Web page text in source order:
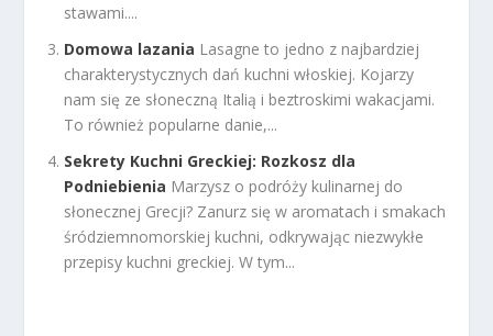
stawami....
Domowa lazania Lasagne to jedno z najbardziej
charakterystycznych dań kuchni włoskiej. Kojarzy
nam się ze słoneczną Italią i beztroskimi wakacjami.
To również popularne danie,...
Sekrety Kuchni Greckiej: Rozkosz dla
Podniebienia Marzysz o podróży kulinarnej do
słonecznej Grecji? Zanurz się w aromatach i smakach
śródziemnomorskiej kuchni, odkrywając niezwykłe
przepisy kuchni greckiej. W tym...